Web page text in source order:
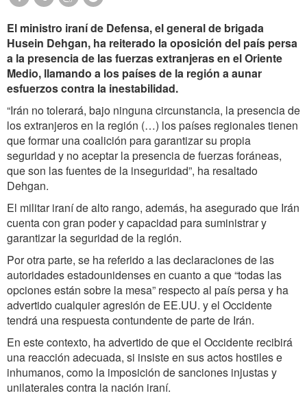
El ministro iraní de Defensa, el general de brigada
Husein Dehgan, ha reiterado la oposición del país persa
a la presencia de las fuerzas extranjeras en el Oriente
Medio, llamando a los países de la región a aunar
esfuerzos contra la inestabilidad.
“Irán no tolerará, bajo ninguna circunstancia, la presencia de
los extranjeros en la región (…) los países regionales tienen
que formar una coalición para garantizar su propia
seguridad y no aceptar la presencia de fuerzas foráneas,
que son las fuentes de la inseguridad”, ha resaltado
Dehgan.
El militar iraní de alto rango, además, ha asegurado que Irán
cuenta con gran poder y capacidad para suministrar y
garantizar la seguridad de la región.
Por otra parte, se ha referido a las declaraciones de las
autoridades estadounidenses en cuanto a que “todas las
opciones están sobre la mesa” respecto al país persa y ha
advertido cualquier agresión de EE.UU. y el Occidente
tendrá una respuesta contundente de parte de Irán.
En este contexto, ha advertido de que el Occidente recibirá
una reacción adecuada, si insiste en sus actos hostiles e
inhumanos, como la imposición de sanciones injustas y
unilaterales contra la nación iraní.